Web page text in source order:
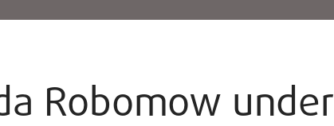
Robomow under